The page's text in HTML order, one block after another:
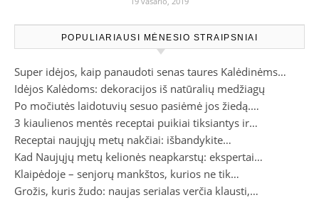
POPULIARIAUSI MĖNESIO STRAIPSNIAI
Super idėjos, kaip panaudoti senas taures Kalėdinėms…
Idėjos Kalėdoms: dekoracijos iš natūralių medžiagų
Po močiutės laidotuvių sesuo pasiėmė jos žiedą.…
3 kiaulienos mentės receptai puikiai tiksiantys ir…
Receptai naujųjų metų nakčiai: išbandykite…
Kad Naujųjų metų kelionės neapkarstų: ekspertai…
Klaipėdoje – senjorų mankštos, kurios ne tik…
Grožis, kuris žudo: naujas serialas verčia klausti,…